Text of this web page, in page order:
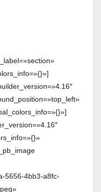
5656-4bb3-a8fc-